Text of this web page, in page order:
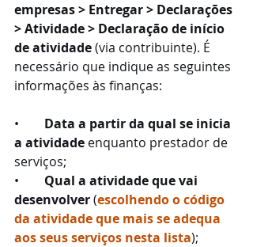
empresas > Entregar > Declarações
> Atividade > Declaração de início
de atividade (via contribuinte). É
necessário que indique as seguintes
informações às finanças:
• Data a partir da qual se inicia
a atividade enquanto prestador de
serviços;
• Qual a atividade que vai
desenvolver (escolhendo o código
da atividade que mais se adequa
aos seus serviços nesta lista);